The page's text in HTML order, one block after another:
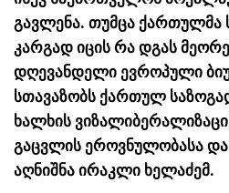
გავლენა. თუმცა ქართულმა
კარგად იცის რა დგას
დღევანდელი ევროპული
სთავაზობს ქართულ
ხალხის
გაცვლის ეროვნულობასა და
აღნიშნა ირაკლი ხელაძემ.